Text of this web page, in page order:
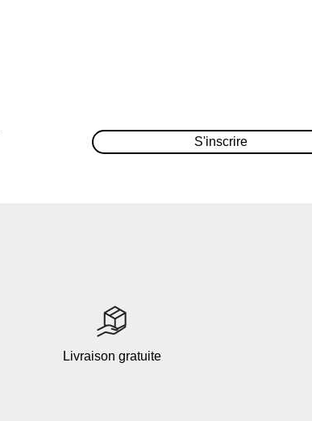
S'inscrire
Livraison gratuite